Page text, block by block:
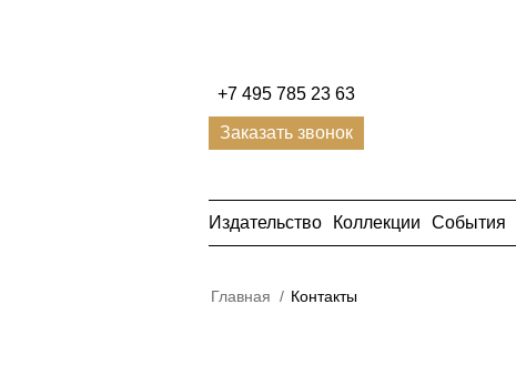
+7 495 785 23 63
Заказать звонок
Издательство Коллекции События
Главная / Контакты